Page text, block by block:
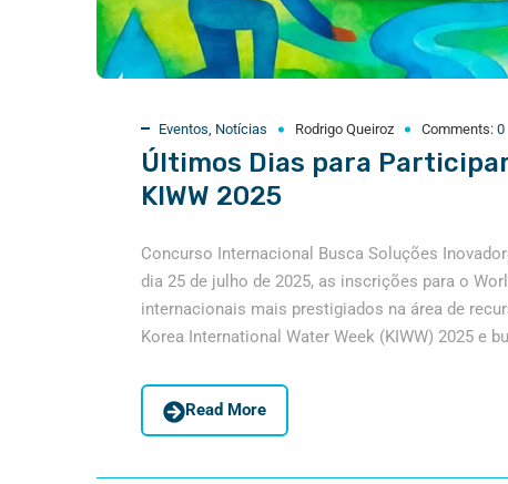
Eventos, Notícias Rodrigo Queiroz Comments: 0
Últimos Dias para
KIWW 2025
Concurso Internacional Busca Soluções
dia 25 de julho de 2025, as inscrições para o
internacionais mais prestigiados na área de
Korea International Water Week (KIWW) 2025 e
Read More